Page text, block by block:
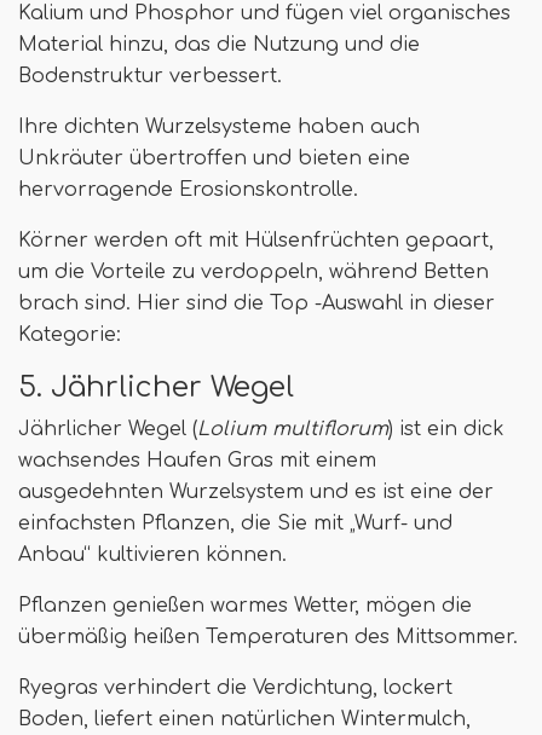
Kalium und Phosphor und fügen viel organisches
Material hinzu, das die Nutzung und die
Bodenstruktur verbessert.
Ihre dichten Wurzelsysteme haben auch
Unkräuter übertroffen und bieten eine
hervorragende Erosionskontrolle.
Körner werden oft mit Hülsenfrüchten gepaart,
um die Vorteile zu verdoppeln, während Betten
brach sind. Hier sind die Top -Auswahl in dieser
Kategorie:
5. Jährlicher Wegel
Jährlicher Wegel (Lolium multiflorum) ist ein dick
wachsendes Haufen Gras mit einem
ausgedehnten Wurzelsystem und es ist eine der
einfachsten Pflanzen, die Sie mit „Wurf- und
Anbau“ kultivieren können.
Pflanzen genießen warmes Wetter, mögen die
übermäßig heißen Temperaturen des Mittsommer.
Ryegras verhindert die Verdichtung, lockert
Boden, liefert einen natürlichen Wintermulch,